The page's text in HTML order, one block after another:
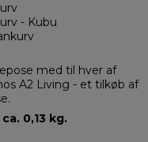
- Kubu
med til hver af
A2 Living - et tilkøb af
0,13 kg.